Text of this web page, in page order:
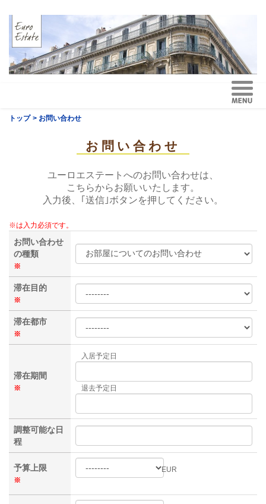
トップ > お問い合わせ
お問い合わせ
ユーロエステートへのお問い合わせは、
こちらからお願いいたします。
入力後、｢送信｣ボタンを押してください。
※は入力必須です。
お問い合わせ
の種類
※
滞在目的
※
滞在都市
※
滞在期間
※
入居予定日
退去予定日
調整可能な日
程
予算上限
※
EUR